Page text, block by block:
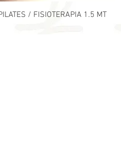
/ FISIOTERAPIA 1.5 MT